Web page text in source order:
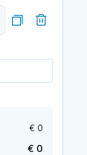
€ 0
€ 0